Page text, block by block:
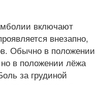
включают
внезапно,
Обычно в положении
в положении лёжа
за грудиной